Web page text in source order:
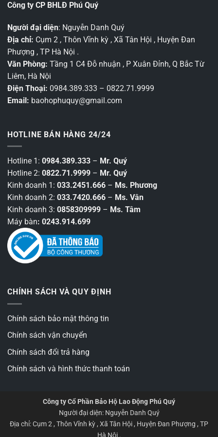
Công ty CP BHLĐ Phú Quý
Người đại diện: Nguyễn Danh Quý
Địa chỉ: Cụm 2 , Thôn Vĩnh kỳ , Xã Tân Hội , Huyện Đan
Phượng , TP Hà Nội .
Văn Phòng: Tầng 1 C4 Đỗ nhuận , P Xuân Đỉnh, Q Bắc Từ
Liêm, Hà Nội
Điện Thoại: 0984.389.333 – 0822.71.9999
Email: baohophuquy@gmail.com
HOTLINE BÁN HÀNG 24/24
Hotline 1: 0984.389.333 – Mr. Quý
Hotline 2: 0822.71.9999 – Mr. Quý
Kinh doanh 1: 033.2451.666 – Ms. Phương
Kinh doanh 2: 033.7420.666 – Ms. Vân
Kinh doanh 3: 0858309999 – Ms. Tâm
Máy bàn: 0243.914.699
CHÍNH SÁCH VÀ QUY ĐỊNH
Chính sách bảo mật thông tin
Chính sách vận chuyển
Chính sách đổi trả hàng
Chính sách và hình thức thanh toán
Công ty Cổ Phần Bảo Hộ Lao Động Phú Quý
Người đại diện: Nguyễn Danh Quý
Địa chỉ: Cụm 2 , Thôn Vĩnh kỳ , Xã Tân Hội , Huyện Đan Phượng , TP
Hà Nội .